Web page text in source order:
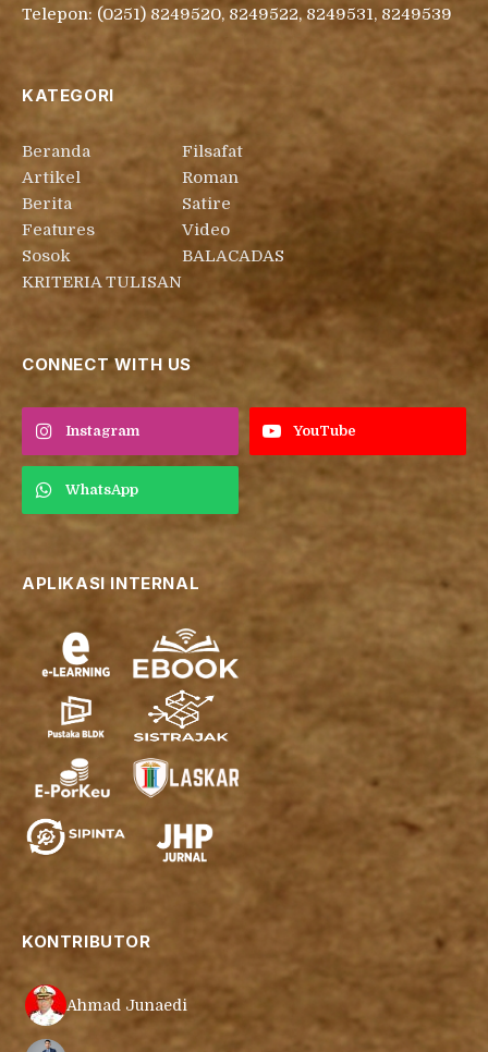
Megamendung
Bogor, Jawa Barat 16770
lainnya ke email suarabsdk.com :
redpelsuarabsdk@gmail.com
Telepon: (0251) 8249520, 8249522, 8249531, 8249539
KATEGORI
Berita
Features
Sosok
KRITERIA TULISAN
Roman
Satire
BALACADAS
CONNECT WITH US
Instagram YouTube
WhatsApp
APLIKASI INTERNAL